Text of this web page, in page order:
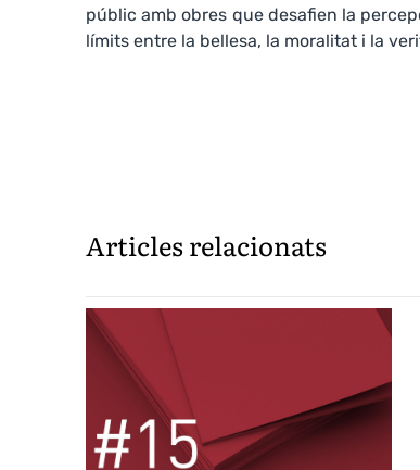
públic amb obres que desafien la
límits entre la bellesa, la moralitat i la
Articles relacionats